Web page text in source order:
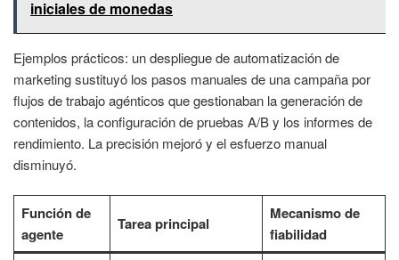
iniciales de monedas
Ejemplos prácticos: un despliegue de automatización de
marketing sustituyó los pasos manuales de una campaña por
flujos de trabajo agénticos que gestionaban la generación de
contenidos, la configuración de pruebas A/B y los informes de
rendimiento. La precisión mejoró y el esfuerzo manual
disminuyó.
Función de
agente
Tarea principal
Mecanismo de
fiabilidad